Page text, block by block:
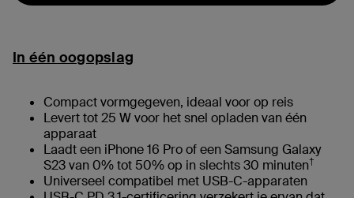
In één oogopslag
Compact vormgegeven, ideaal voor op reis
Levert tot 25 W voor het snel opladen van één
apparaat
Laadt een iPhone 16 Pro of een Samsung Galaxy
S23 van 0% tot 50% op in slechts 30 minuten†
Universeel compatibel met USB-C-apparaten